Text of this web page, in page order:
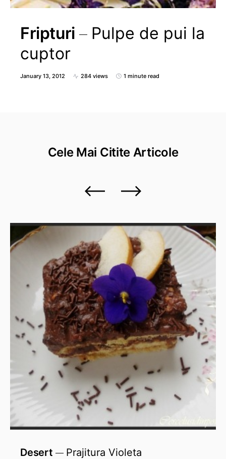
Fripturi
Pulpe de pui la
cuptor
January 13, 2012 284 views 1 minute read
Cele Mai Citite Articole
Desert Prajitura Violeta